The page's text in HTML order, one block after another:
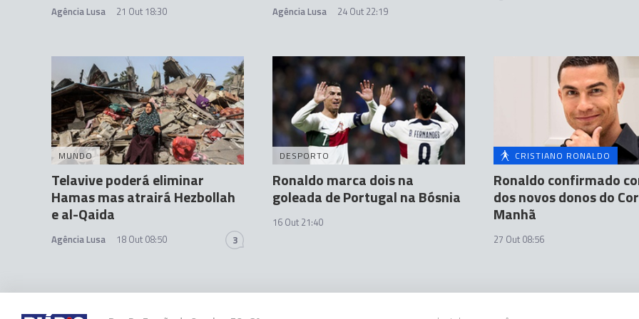
Agência Lusa 21 Out 18:30 Agência Lusa 24 Out 22:19
MUNDO
Telavive poderá eliminar
Hamas mas atrairá Hezbollah
e al-Qaida
Agência Lusa 18 Out 08:50 3
DESPORTO
Ronaldo marca dois na
goleada de Portugal na Bósnia
16 Out 21:40
CRISTIANO RONALDO
Ronaldo confirmado
dos novos donos do
Manhã
27 Out 08:56